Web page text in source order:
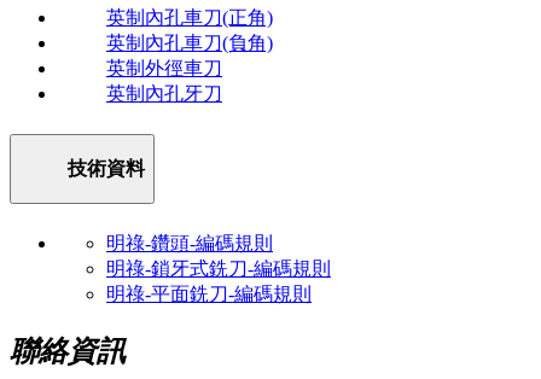
英制內孔車刀(正角)
英制內孔車刀(負角)
英制外徑車刀
英制內孔牙刀
技術資料
明祿-鑽頭-編碼規則
明祿-鎖牙式銑刀-編碼規則
明祿-平面銑刀-編碼規則
聯絡資訊